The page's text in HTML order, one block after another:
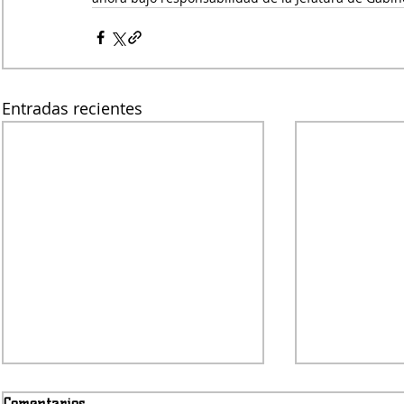
Entradas recientes